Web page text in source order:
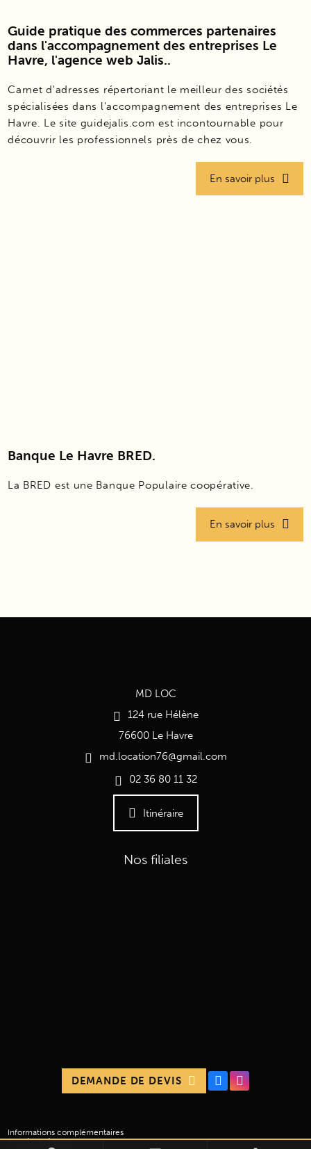
Guide pratique des commerces partenaires
dans l'accompagnement des entreprises Le
Havre, l'agence web Jalis..
Carnet d'adresses répertoriant le meilleur des sociétés
spécialisées dans l'accompagnement des entreprises Le
Havre. Le site guidejalis.com est incontournable pour
découvrir les professionnels près de chez vous.
En savoir plus
Banque Le Havre BRED.
La BRED est une Banque Populaire coopérative.
En savoir plus
MD LOC
124 rue Hélène
76600 Le Havre
md.location76@gmail.com
02 36 80 11 32
Itinéraire
Nos filiales
DEMANDE DE DEVIS
Informations complémentaires
Mentions légales